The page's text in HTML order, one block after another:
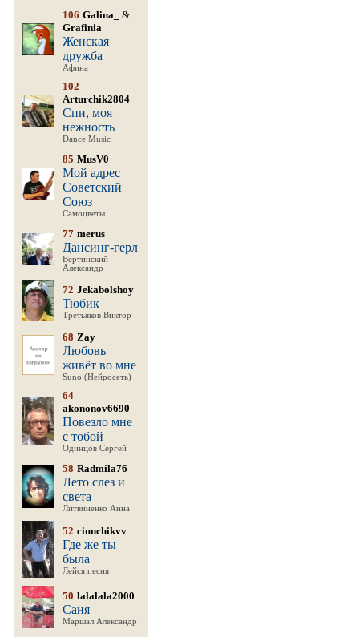
106 Galina_
&
Grafinia
Женская
дружба
Афина
102
Arturchik2804
Спи, моя
нежность
Dance Music
85 MusV0
Мой адрес
Советский
Союз
Самоцветы
77 merus
Дансинг-герл
Вертинский
Александр
72 Jekabolshoy
Тюбик
Третьяков Виктор
68 Zay
Любовь
живёт во мне
Suno (Нейросеть)
64
akononov6690
Повезло мне
с тобой
Одинцов Сергей
58 Radmila76
Лето слез и
света
Литвиненко Анна
52 ciunchikvv
Где же ты
была
Лейся песня
50 lalalala2000
Саня
Маршал Александр